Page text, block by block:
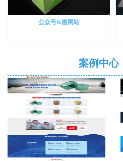
公众号&微网站
案例中心